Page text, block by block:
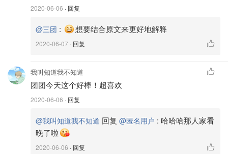
图片来源@三团，版权属于原作者
🍒煮以梅水
用筛子过滤出蔓越莓干，得到以下纯净的梅水。
2020-06-06 · 回复
@三团 : 想要结合原文来更好地解释
2020-06-07 · 回复
我叫知道我不知道
团团今天这个好棒！超喜欢
2020-06-06 · 回复
@我叫知道我不知道 回复 @匿名用户 : 哈哈哈那人家看
晚了啦
2020-06-06 · 回复